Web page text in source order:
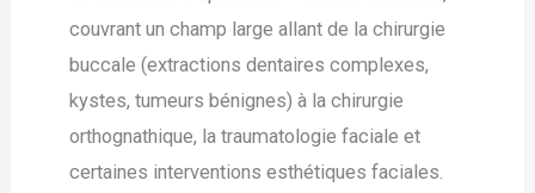
couvrant un champ large allant de la chirurgie
buccale (extractions dentaires complexes,
kystes, tumeurs bénignes) à la chirurgie
orthognathique, la traumatologie faciale et
certaines interventions esthétiques faciales.